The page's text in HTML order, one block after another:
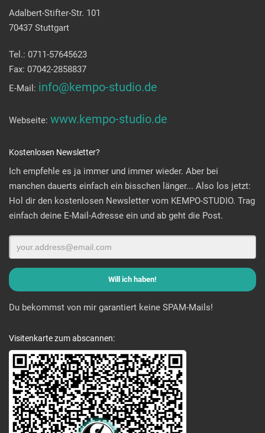
Adalbert-Stifter-Str. 101
70437 Stuttgart
Tel.: 0711-57645623
Fax: 07042-2858837
E-Mail: info@kempo-studio.de
Webseite: www.kempo-studio.de
Kostenlosen Newsletter?
Ich empfehle es ja immer und immer wieder. Aber bei
manchen dauerts einfach ein bisschen länger... Also los jetzt:
Hol dir den kostenlosen Newsletter vom KEMPO-STUDIO. Trag
einfach deine E-Mail-Adresse ein und ab geht die Post.
Du bekommst von mir garantiert keine SPAM-Mails!
Visitenkarte zum abscannen: